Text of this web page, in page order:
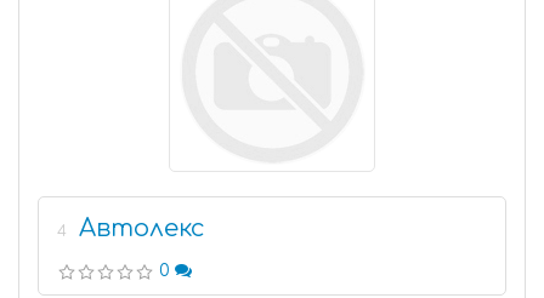
4 Автолекс
0